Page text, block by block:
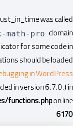
was called
math-pro domain
for some code in
should be loaded
in WordPress
in version 6.7.0.) in
functions.phpon line
6170